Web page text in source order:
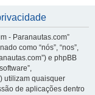
- Paranautas.com”
como “nós”, “nos”,
e phpBB
utilizam quaisquer
de aplicações dentro